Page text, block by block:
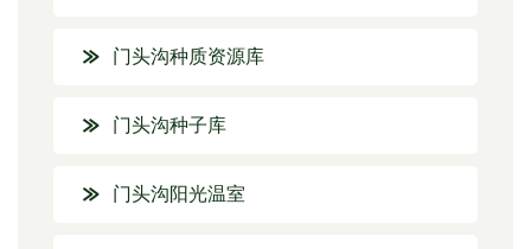
门头沟种质资源库
门头沟种子库
门头沟阳光温室